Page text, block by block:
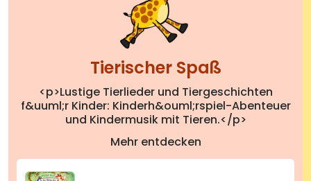
Tierischer Spaß
<p>Lustige Tierlieder und Tiergeschichten
f&uuml;r Kinder: Kinderh&ouml;rspiel-Abenteuer
und Kindermusik mit Tieren.</p>
Mehr entdecken